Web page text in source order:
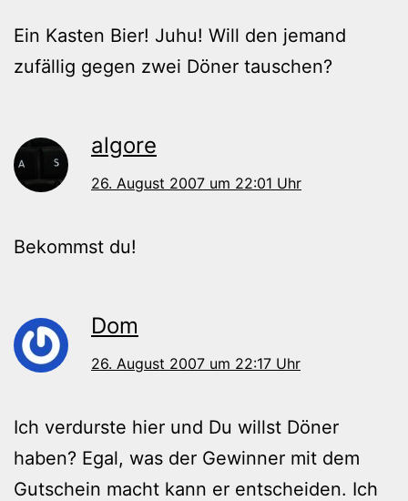
Ein Kasten Bier! Juhu! Will den jemand
zufällig gegen zwei Döner tauschen?
algore
26. August 2007 um 22:01 Uhr
Bekommst du!
Dom
26. August 2007 um 22:17 Uhr
Ich verdurste hier und Du willst Döner
haben? Egal, was der Gewinner mit dem
Gutschein macht kann er entscheiden. Ich